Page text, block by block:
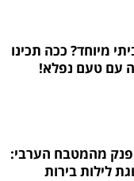
מיוחד? ככה תכינו
עם טעם נפלא!
מהמטבח הערבי:
לילות בירות